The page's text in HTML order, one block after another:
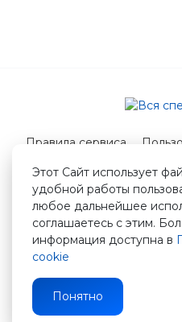
Этот Сайт использует
удобной работы
любое дальнейшее
соглашаетесь с этим.
информация доступна в
cookie
Понятно
Правила сервиса
© 2026 Вся